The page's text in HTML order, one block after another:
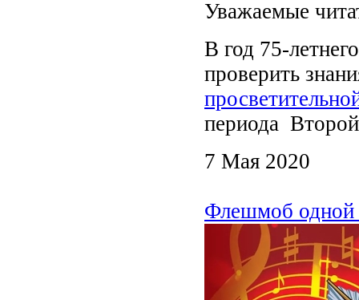
Уважаемые
В год 75-
проверить
периода
7 Мая 2020
Флешмоб